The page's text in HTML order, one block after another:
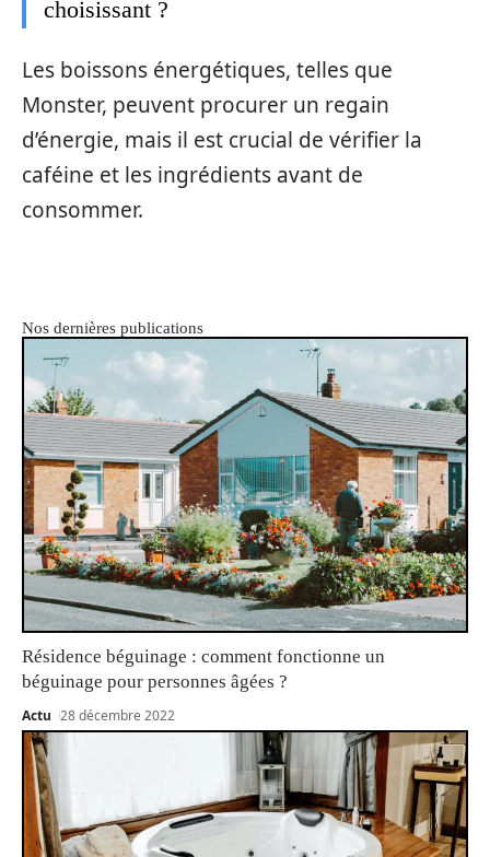
choisissant ?
Les boissons énergétiques, telles que
Monster, peuvent procurer un regain
d’énergie, mais il est crucial de vérifier la
caféine et les ingrédients avant de
consommer.
Nos dernières publications
Résidence béguinage : comment fonctionne un
béguinage pour personnes âgées ?
Actu 28 décembre 2022